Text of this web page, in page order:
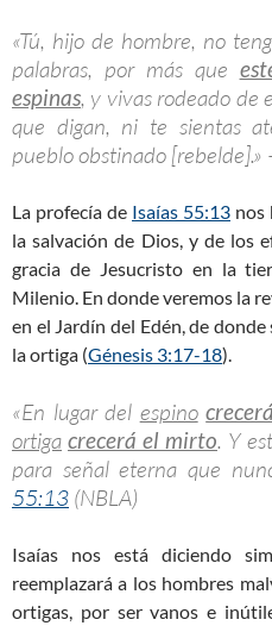
«Tú, hijo de hombre, no
palabras, por más que
espinas, y vivas rodeado de
que digan, ni te sientas
pueblo obstinado [rebelde].»
La profecía de Isaías 55:13 nos
la salvación de Dios, y de los
gracia de Jesucristo en la
Milenio. En donde veremos la
en el Jardín del Edén, de
la ortiga (Génesis 3:17-18).
«En lugar del espino
ortiga crecerá el mirto. Y
para señal eterna que
55:13 (NBLA)
Isaías nos está diciendo
reemplazará a los hombres
ortigas, por ser vanos e